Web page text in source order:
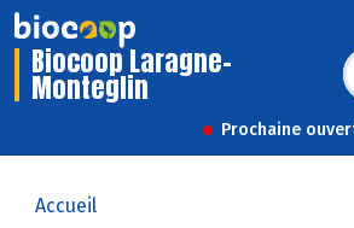
Biocoop Laragne-
Monteglin
Prochaine
Accueil